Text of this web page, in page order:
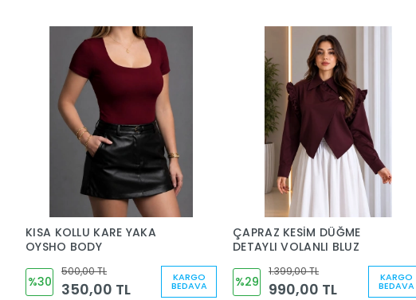
KISA KOLLU KARE YAKA
OYSHO BODY
%30
500,00 TL
350,00 TL
KARGO
BEDAVA
ÇAPRAZ KESİM DÜĞME
DETAYLI VOLANLI BLUZ
%29
1.399,00 TL
990,00 TL
KARGO
BEDAVA